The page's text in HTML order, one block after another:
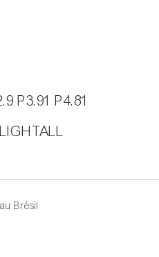
P3.91 P4.81
Brésil